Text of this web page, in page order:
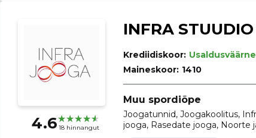
4.6 18 hinnangut
INFRA
Krediidiskoor: Usaldusväärne
Maineskoor: 1410
Muu spordiõpe
Joogatunnid, Joogakoolitus,
jooga, Rasedate jooga, Noorte